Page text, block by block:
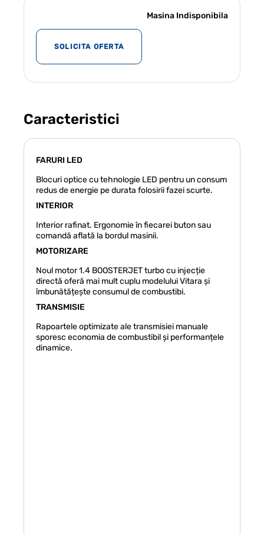
Masina Indisponibila
SOLICITA OFERTA
Caracteristici
FARURI LED
Blocuri optice cu tehnologie LED pentru un consum
redus de energie pe durata folosirii fazei scurte.
INTERIOR
Interior rafinat. Ergonomie în fiecarei buton sau
comandă aflată la bordul masinii.
MOTORIZARE
Noul motor 1.4 BOOSTERJET turbo cu injecție
directă oferă mai mult cuplu modelului Vitara și
îmbunătățește consumul de combustibi.
TRANSMISIE
Rapoartele optimizate ale transmisiei manuale
sporesc economia de combustibil și performanțele
dinamice.